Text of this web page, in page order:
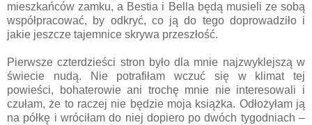
mieszkańców zamku, a Bestia i Bella będą musieli ze sobą
współpracować, by odkryć, co ją do tego doprowadziło i
jakie jeszcze tajemnice skrywa przeszłość.
Pierwsze czterdzieści stron było dla mnie najzwyklejszą w
świecie nudą. Nie potrafiłam wczuć się w klimat tej
powieści, bohaterowie ani trochę mnie nie interesowali i
czułam, że to raczej nie będzie moja książka. Odłożyłam ją
na półkę i wróciłam do niej dopiero po dwóch tygodniach –